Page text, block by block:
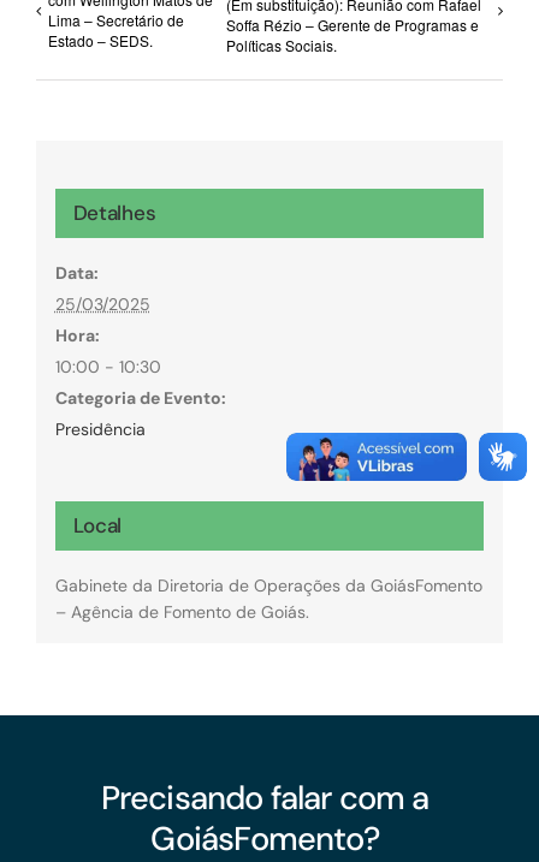
Lima – Secretário de
Estado – SEDS.
(Em substituição): Reunião com Rafael
Soffa Rézio – Gerente de Programas e
Políticas Sociais.
Detalhes
Data:
25/03/2025
Hora:
10:00 - 10:30
Categoria de Evento:
Presidência
Local
Gabinete da Diretoria de Operações da GoiásFomento
– Agência de Fomento de Goiás.
Precisando falar com a
GoiásFomento?